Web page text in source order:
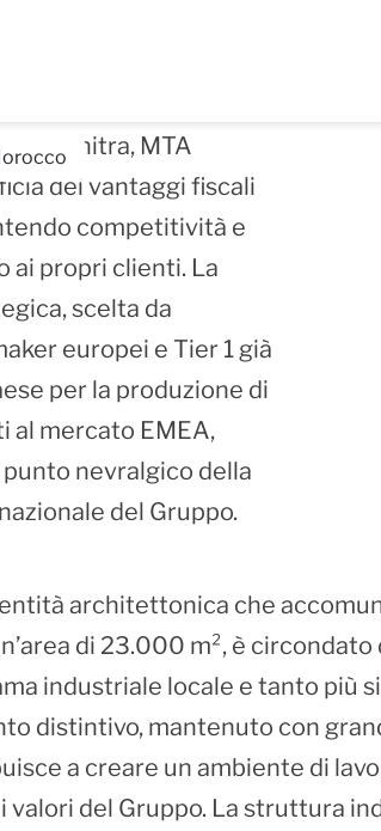
di Kenitra, MTA
dei vantaggi fiscali
competitività e
ai propri clienti. La
scelta da
europei e Tier 1 già
per la produzione di
al mercato EMEA,
nevralgico della
del Gruppo.
architettonica che
di 23.000 m², è
industriale locale e tanto più
distintivo, mantenuto con
a creare un ambiente di
valori del Gruppo. La struttura